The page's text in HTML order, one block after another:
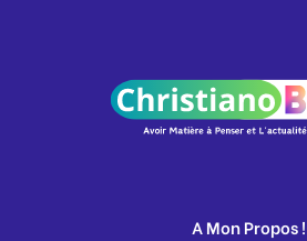
A Mon Propos !